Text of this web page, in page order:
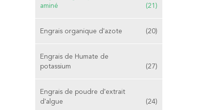
aminé
(21)
Engrais organique d'azote (20)
Engrais de Humate de
potassium
(27)
Engrais de poudre d'extrait
d'algue
(24)